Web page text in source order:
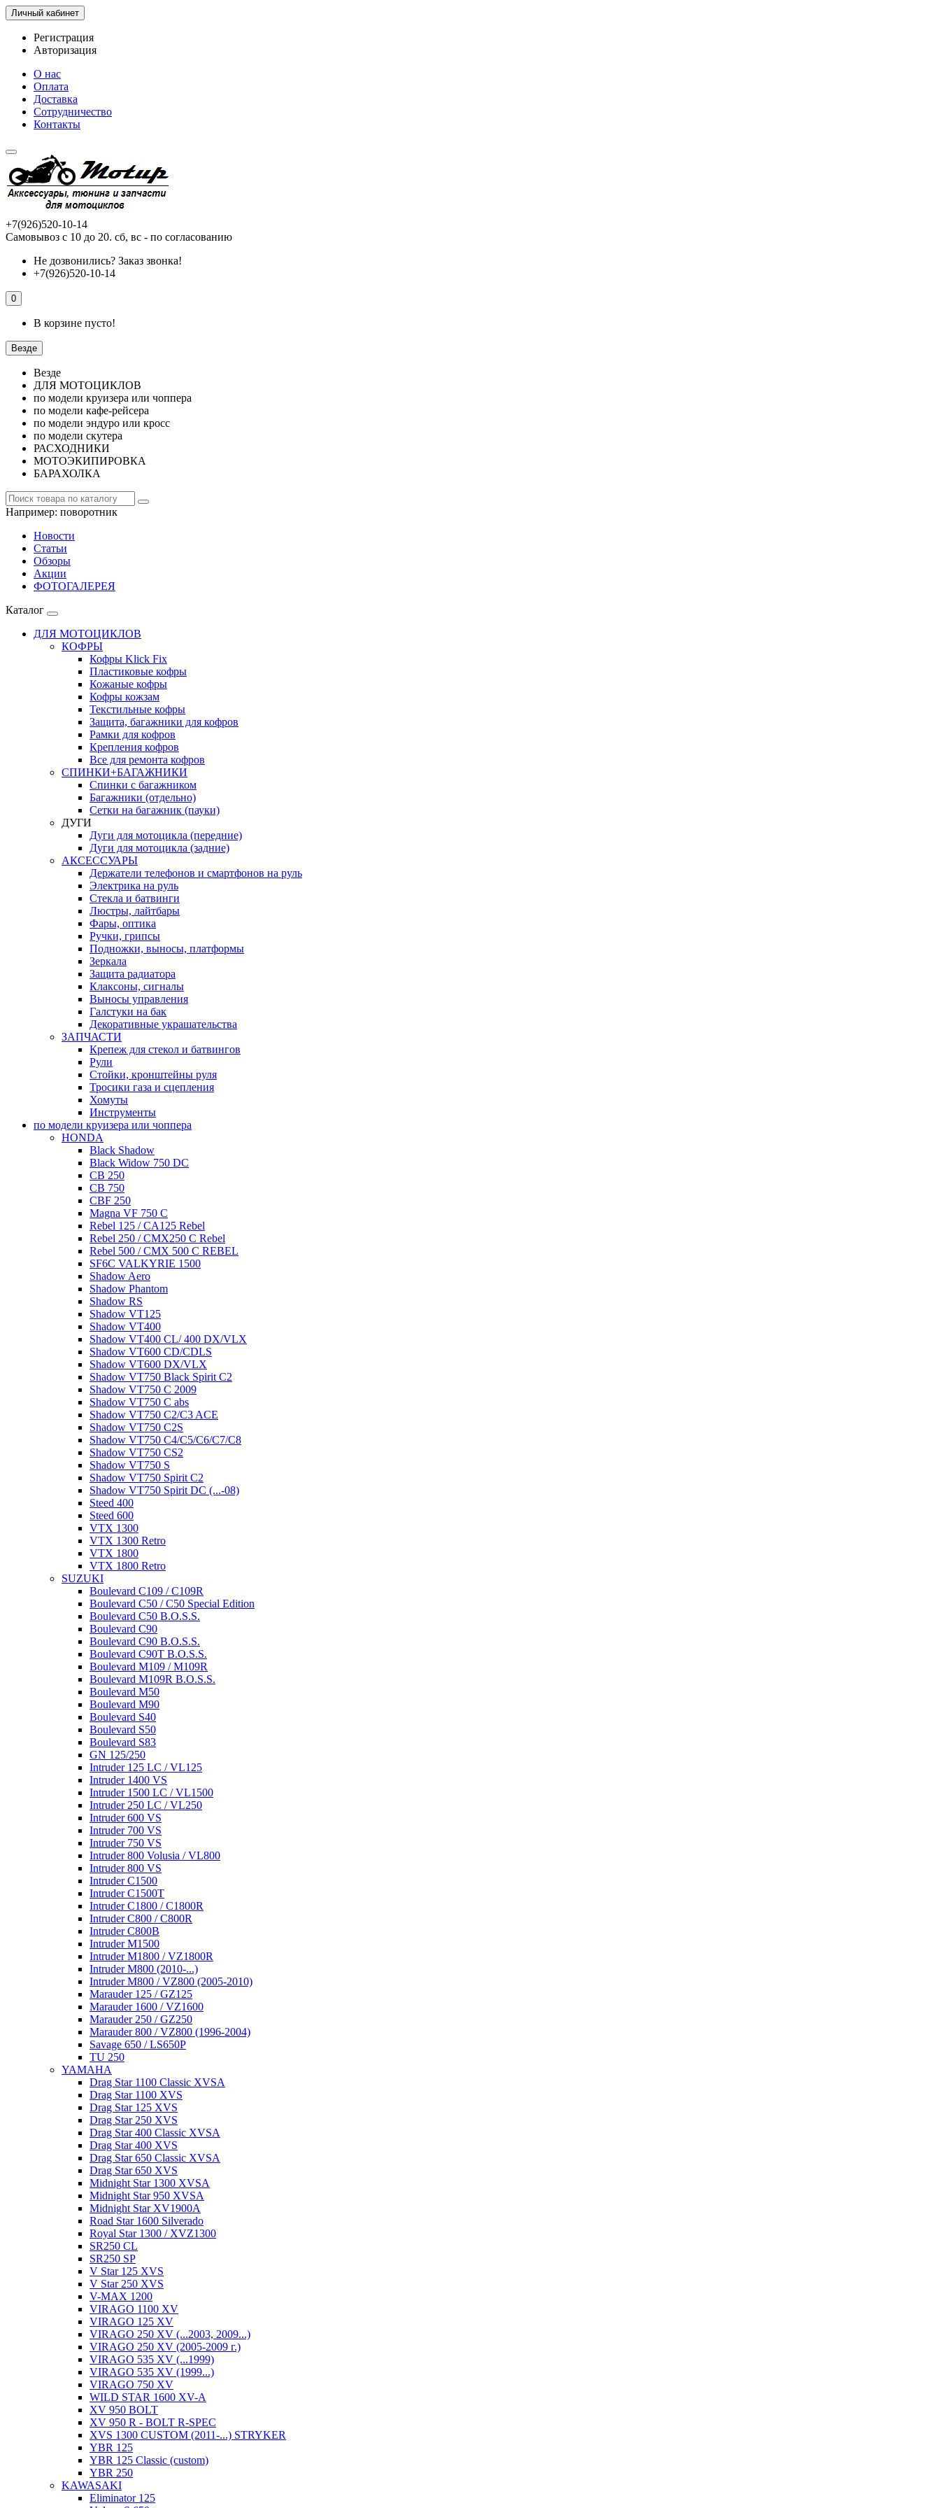
Личный кабинет
Регистрация
Авторизация
О нас
Оплата
Доставка
Сотрудничество
Контакты
+7(926)520-10-14
Самовывоз с 10 до 20. сб, вс - по согласованию
Не дозвонились? Заказ звонка!
+7(926)520-10-14
0
В корзине пусто!
Везде
Везде
ДЛЯ МОТОЦИКЛОВ
по модели круизера или чоппера
по модели кафе-рейсера
по модели эндуро или кросс
по модели скутера
РАСХОДНИКИ
МОТОЭКИПИРОВКА
БАРАХОЛКА
Например: поворотник
Новости
Статьи
Обзоры
Акции
ФОТОГАЛЕРЕЯ
Каталог
ДЛЯ МОТОЦИКЛОВ
КОФРЫ
Кофры Klick Fix
Пластиковые кофры
Кожаные кофры
Кофры кожзам
Текстильные кофры
Защита, багажники для кофров
Рамки для кофров
Крепления кофров
Все для ремонта кофров
СПИНКИ+БАГАЖНИКИ
Спинки с багажником
Багажники (отдельно)
Сетки на багажник (пауки)
ДУГИ
Дуги для мотоцикла (передние)
Дуги для мотоцикла (задние)
АКСЕССУАРЫ
Держатели телефонов и смартфонов на руль
Электрика на руль
Стекла и батвинги
Люстры, лайтбары
Фары, оптика
Ручки, грипсы
Подножки, выносы, платформы
Зеркала
Защита радиатора
Клаксоны, сигналы
Выносы управления
Галстуки на бак
Декоративные украшательства
ЗАПЧАСТИ
Крепеж для стекол и батвингов
Рули
Стойки, кронштейны руля
Тросики газа и сцепления
Хомуты
Инструменты
по модели круизера или чоппера
HONDA
Black Shadow
Black Widow 750 DC
CB 250
CB 750
CBF 250
Magna VF 750 C
Rebel 125 / CA125 Rebel
Rebel 250 / CMX250 C Rebel
Rebel 500 / CMX 500 C REBEL
SF6C VALKYRIE 1500
Shadow Aero
Shadow Phantom
Shadow RS
Shadow VT125
Shadow VT400
Shadow VT400 CL/ 400 DX/VLX
Shadow VT600 CD/CDLS
Shadow VT600 DX/VLX
Shadow VT750 Black Spirit C2
Shadow VT750 C 2009
Shadow VT750 C abs
Shadow VT750 C2/C3 ACE
Shadow VT750 C2S
Shadow VT750 C4/C5/C6/C7/C8
Shadow VT750 CS2
Shadow VT750 S
Shadow VT750 Spirit C2
Shadow VT750 Spirit DC (...-08)
Steed 400
Steed 600
VTX 1300
VTX 1300 Retro
VTX 1800
VTX 1800 Retro
SUZUKI
Boulevard C109 / C109R
Boulevard C50 / C50 Special Edition
Boulevard C50 B.O.S.S.
Boulevard C90
Boulevard C90 B.O.S.S.
Boulevard C90T B.O.S.S.
Boulevard M109 / M109R
Boulevard M109R B.O.S.S.
Boulevard M50
Boulevard M90
Boulevard S40
Boulevard S50
Boulevard S83
GN 125/250
Intruder 125 LC / VL125
Intruder 1400 VS
Intruder 1500 LC / VL1500
Intruder 250 LC / VL250
Intruder 600 VS
Intruder 700 VS
Intruder 750 VS
Intruder 800 Volusia / VL800
Intruder 800 VS
Intruder C1500
Intruder C1500T
Intruder C1800 / C1800R
Intruder C800 / C800R
Intruder C800B
Intruder M1500
Intruder M1800 / VZ1800R
Intruder M800 (2010-...)
Intruder M800 / VZ800 (2005-2010)
Marauder 125 / GZ125
Marauder 1600 / VZ1600
Marauder 250 / GZ250
Marauder 800 / VZ800 (1996-2004)
Savage 650 / LS650P
TU 250
YAMAHA
Drag Star 1100 Classic XVSA
Drag Star 1100 XVS
Drag Star 125 XVS
Drag Star 250 XVS
Drag Star 400 Classic XVSA
Drag Star 400 XVS
Drag Star 650 Classic XVSA
Drag Star 650 XVS
Midnight Star 1300 XVSA
Midnight Star 950 XVSA
Midnight Star XV1900A
Road Star 1600 Silverado
Royal Star 1300 / XVZ1300
SR250 CL
SR250 SP
V Star 125 XVS
V Star 250 XVS
V-MAX 1200
VIRAGO 1100 XV
VIRAGO 125 XV
VIRAGO 250 XV (...2003, 2009...)
VIRAGO 250 XV (2005-2009 г.)
VIRAGO 535 XV (...1999)
VIRAGO 535 XV (1999...)
VIRAGO 750 XV
WILD STAR 1600 XV-A
XV 950 BOLT
XV 950 R - BOLT R-SPEC
XVS 1300 CUSTOM (2011-...) STRYKER
YBR 125
YBR 125 Classic (custom)
YBR 250
KAWASAKI
Eliminator 125